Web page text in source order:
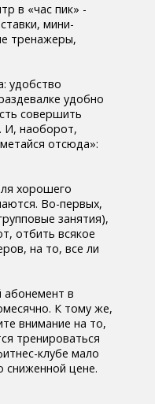
в «час пик» -
мини-
тренажеры,
удобство
удобно
совершить
И, наоборот,
отсюда»:
хорошего
Во-первых,
занятия),
отбить всякое
на то, все ли
абонемент в
К тому же,
внимание на то,
тренироваться
клубе мало
цене.